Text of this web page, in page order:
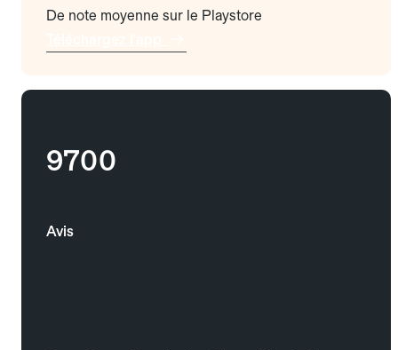
De note moyenne sur le Playstore
9700
Avis